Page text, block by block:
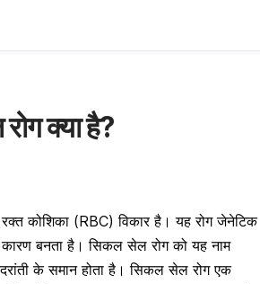
क्या है?
कोशिका (RBC) विकार है। यह रोग जेनेटिक
बनता है। सिकल सेल रोग को यह नाम
के समान होता है। सिकल सेल रोग एक